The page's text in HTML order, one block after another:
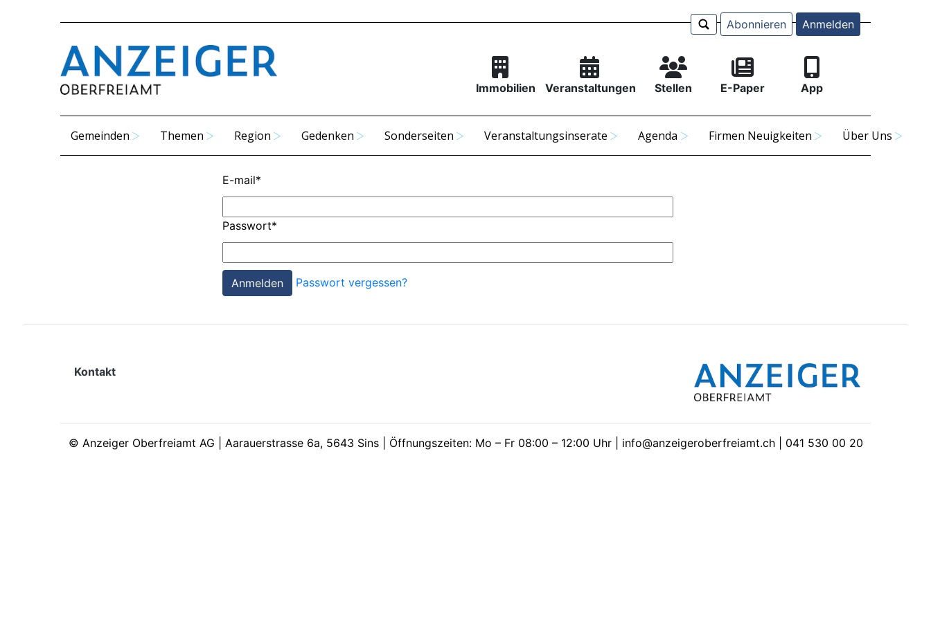
Abonnieren Anmelden
Immobilien Veranstaltungen Stellen E-Paper App
Gemeinden Themen Region Gedenken Sonderseiten Veranstaltungsinserate Agenda Firmen Neuigkeiten Über Uns
E-mail*
Passwort*
Passwort vergessen?
Kontakt
© Anzeiger Oberfreiamt AG | Aarauerstrasse 6a, 5643 Sins | Öffnungszeiten: Mo – Fr 08:00 – 12:00 Uhr | info@anzeigeroberfreiamt.ch | 041 530 00 20